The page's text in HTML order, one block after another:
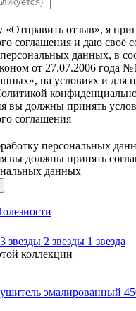
отзыв», я
соглашения и даю своё
данных, в
от 27.07.2006 года
на условиях и для
вы должны принять
соглашения
персональных
вы должны принять
данных
3 звезды 2 звезды 1 звезда
коллекции